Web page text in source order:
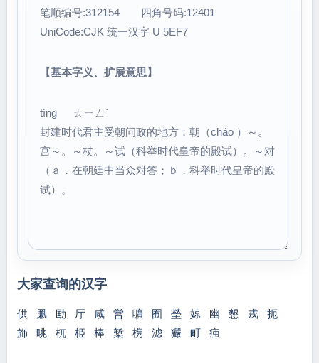
笔顺编号:312154 四角号码:12401
UniCode:CJK 统一汉字 U 5EF7
【基本字义、扩展意思】
tíng ㄊㄧㄥˊ
封建时代君主受朝问政的地方：朝（cháo ）～。
宫～。～杖。～试（科举时代皇帝的殿试）。～对
（ａ．在朝廷中当众对答；ｂ．科举时代皇帝的殿
试）。
大家查询的汉字
供 凲 劻 厅 咸 営 嚝 囿 塋 婛 幽 懇 戎
扼
斾
晀 杌 栕 棒 椠 槜 滤 玁 町 痋